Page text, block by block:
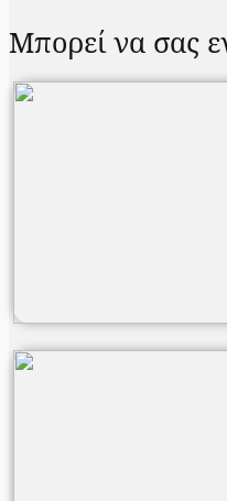
Μπορεί να σας